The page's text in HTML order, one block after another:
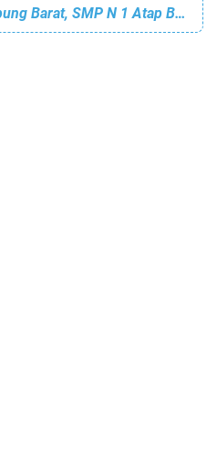
Prestasi Pendidikan Lampung Barat, SMP N 1 Atap Batu Brak Raih Juara I Nasional Lomba Video AVI 2025